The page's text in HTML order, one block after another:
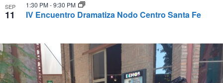
SEP
11 IV Encuentro Dramatiza Nodo Centro Santa Fe
1:30 PM-9:30 PM